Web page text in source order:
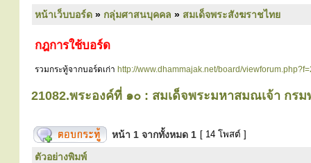
หน้าเว็บบอร์ด » กลุ่มศาสนบุคคล » สมเด็จพระสังฆราชไทย
กฎการใช้บอร์ด
รวมกระทู้จากบอร์ดเก่า http://www.dhammajak.net/board/
21082.พระองค์ที่ ๑๐ : สมเด็จพระมหาสมณเจ้า กร
หน้า 1 จากทั้งหมด 1 [ 14 โพสต์ ]
ตัวอย่างพิมพ์